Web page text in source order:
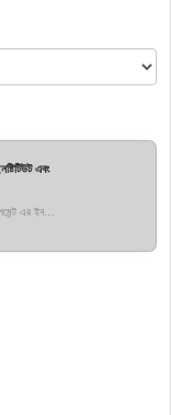
এবং
কম্পোনেন্ট-৬: বেনিফিশিয়ারি ট্রেনিং এন্ড স্কিল ডেভেলপমেন্ট এর ইনষ্টিটিউট এবং একাডেমী